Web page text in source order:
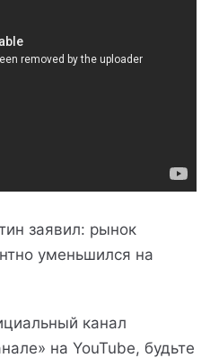
заявил: рынок
уменьшился на
канал
на YouTube, будьте